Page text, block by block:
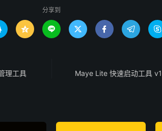
分享到
     
理工具 Maye Lite 快速启动工具